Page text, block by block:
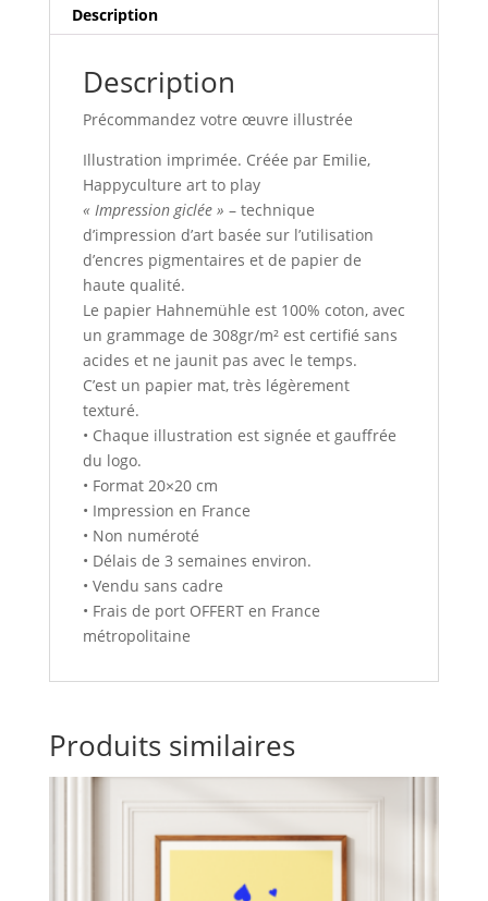
v
Description
Description
Précommandez votre œuvre illustrée
Illustration imprimée. Créée par Emilie,
Happyculture art to play
« Impression giclée » – technique
d’impression d’art basée sur l’utilisation
d’encres pigmentaires et de papier de
haute qualité.
Le papier Hahnemühle est 100% coton, avec
un grammage de 308gr/m² est certifié sans
acides et ne jaunit pas avec le temps.
C’est un papier mat, très légèrement
texturé.
• Chaque illustration est signée et gauffrée
du logo.
• Format 20×20 cm
• Impression en France
• Non numéroté
• Délais de 3 semaines environ.
• Vendu sans cadre
• Frais de port OFFERT en France
métropolitaine
Produits similaires